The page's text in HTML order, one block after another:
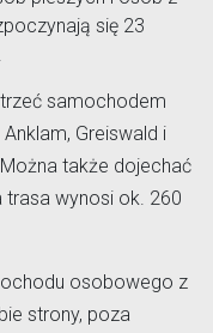
się 23
samochodem
Greiswald i
także dojechać
trasa wynosi ok. 260
osobowego z
strony, poza